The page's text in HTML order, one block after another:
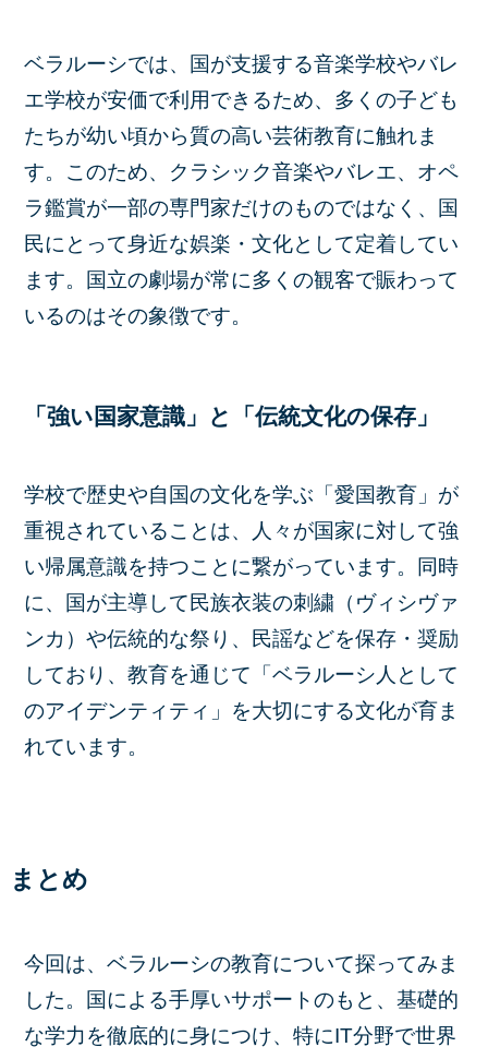
ベラルーシでは、国が支援する音楽学校やバレ
エ学校が安価で利用できるため、多くの子ども
たちが幼い頃から質の高い芸術教育に触れま
す。このため、クラシック音楽やバレエ、オペ
ラ鑑賞が一部の専門家だけのものではなく、国
民にとって身近な娯楽・文化として定着してい
ます。国立の劇場が常に多くの観客で賑わって
いるのはその象徴です。
「強い国家意識」と「伝統文化の保存」
学校で歴史や自国の文化を学ぶ「愛国教育」が
重視されていることは、人々が国家に対して強
い帰属意識を持つことに繋がっています。同時
に、国が主導して民族衣装の刺繍（ヴィシヴァ
ンカ）や伝統的な祭り、民謡などを保存・奨励
しており、教育を通じて「ベラルーシ人として
のアイデンティティ」を大切にする文化が育ま
れています。
まとめ
今回は、ベラルーシの教育について探ってみま
した。国による手厚いサポートのもと、基礎的
な学力を徹底的に身につけ、特にIT分野で世界